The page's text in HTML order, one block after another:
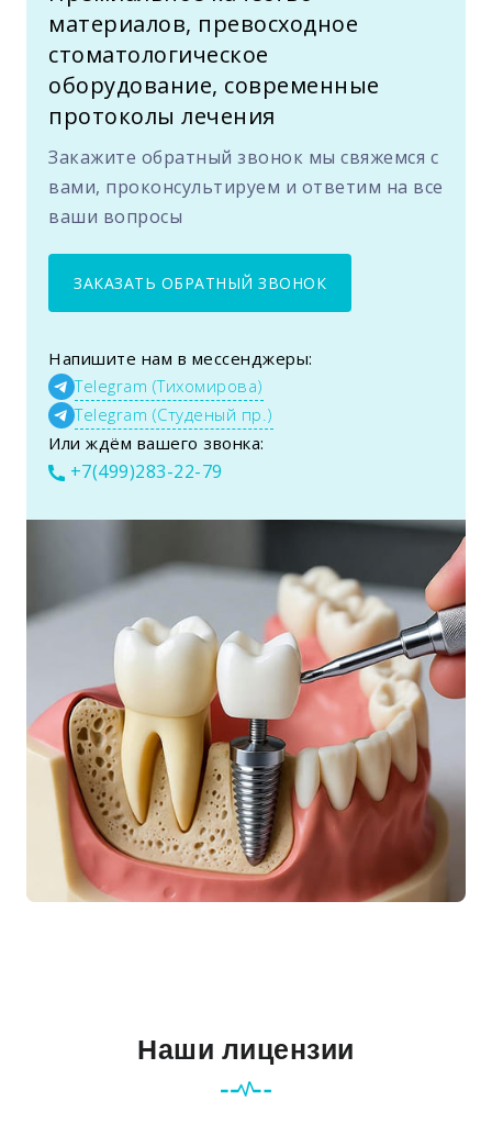
материалов, превосходное
стоматологическое
оборудование, современные
протоколы лечения
Закажите обратный звонок мы свяжемся с
вами, проконсультируем и ответим на все
ваши вопросы
ЗАКАЗАТЬ ОБРАТНЫЙ ЗВОНОК
Напишите нам в мессенджеры:
Telegram (Тихомирова)
Telegram (Студеный пр.)
Или ждём вашего звонка:
+7(499)283-22-79
Наши лицензии